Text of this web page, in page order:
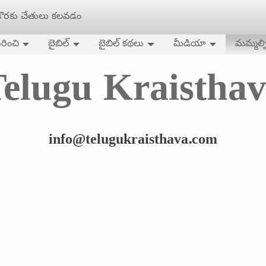
చేతులు కలవడం
బైబిల్ బైబిల్ కథలు మీడియా
info@telugukraisthava.com